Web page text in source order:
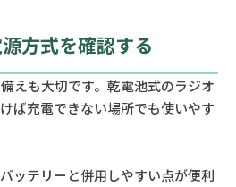
方式を確認する
えも大切です。乾電池式のラジオ
ば充電できない場所でも使いやす
ッテリーと併用しやすい点が便利